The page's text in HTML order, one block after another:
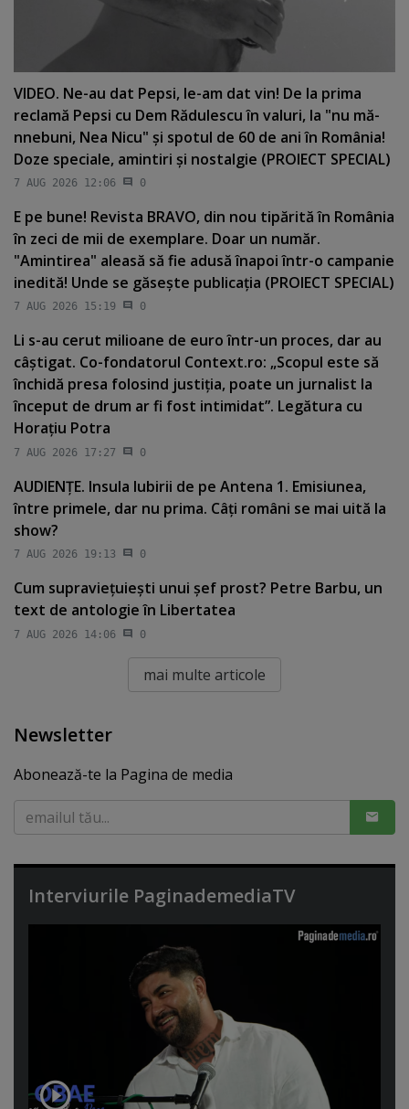
VIDEO. Ne-au dat Pepsi, le-am dat vin! De la prima
reclamă Pepsi cu Dem Rădulescu în valuri, la "nu mă-
nnebuni, Nea Nicu" şi spotul de 60 de ani în România!
Doze speciale, amintiri şi nostalgie (PROIECT SPECIAL)
7 AUG 2026 12:06 0
E pe bune! Revista BRAVO, din nou tipărită în România
în zeci de mii de exemplare. Doar un număr.
"Amintirea" aleasă să fie adusă înapoi într-o campanie
inedită! Unde se găseşte publicaţia (PROIECT SPECIAL)
7 AUG 2026 15:19 0
Li s-au cerut milioane de euro într-un proces, dar au
câştigat. Co-fondatorul Context.ro: „Scopul este să
închidă presa folosind justiţia, poate un jurnalist la
început de drum ar fi fost intimidat”. Legătura cu
Horaţiu Potra
7 AUG 2026 17:27 0
AUDIENŢE. Insula Iubirii de pe Antena 1. Emisiunea,
între primele, dar nu prima. Câţi români se mai uită la
show?
7 AUG 2026 19:13 0
Cum supravieţuieşti unui şef prost? Petre Barbu, un
text de antologie în Libertatea
7 AUG 2026 14:06 0
mai multe articole
Newsletter
Abonează-te la Pagina de media
Interviurile PaginademediaTV